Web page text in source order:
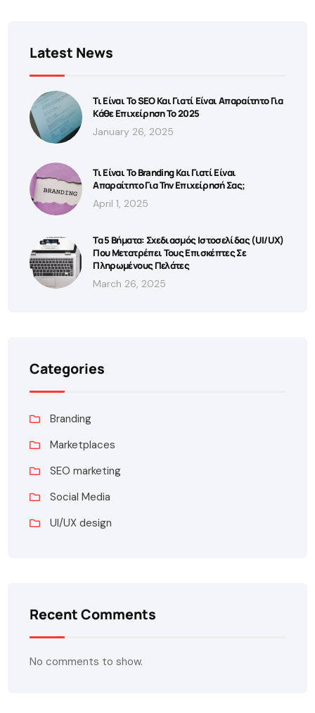
Latest News
Τι Είναι Το SEO Και Γιατί Είναι Απαραίτητο Για
Κάθε Επιχείρηση Το 2025
January 26, 2025
Τι Είναι Το Branding Και Γιατί Είναι
Απαραίτητο Για Την Επιχείρησή Σας;
April 1, 2025
Τα 5 Βήματα: Σχεδιασμός Ιστοσελίδας (UI/UX)
Που Μετατρέπει Τους Επισκέπτες Σε
Πληρωμένους Πελάτες
March 26, 2025
Categories
Branding
Marketplaces
SEO marketing
Social Media
UI/UX design
Recent Comments
No comments to show.